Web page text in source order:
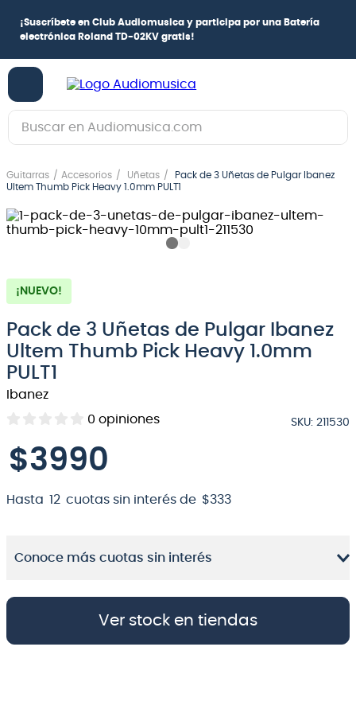
¡Suscríbete en Club Audiomusica y participa por una Batería
electrónica Roland TD-02KV gratis!
Buscar en Audiomusica.com
Guitarras Accesorios Uñetas
Pack de 3 Uñetas de Pulgar Ibanez
Ultem Thumb Pick Heavy 1.0mm PULT1
¡NUEVO!
Pack de 3 Uñetas de Pulgar Ibanez
Ultem Thumb Pick Heavy 1.0mm
PULT1
Ibanez
0 opiniones SKU: 211530
$3990
Hasta 12 cuotas sin interés de $333
Conoce más cuotas sin interés
Ver stock en tiendas
1.
guitarra electrica
2.
bajo
guitarra electroacústica
5.
amplificador
6.
guitarra
7.
teclado
8.
bateria